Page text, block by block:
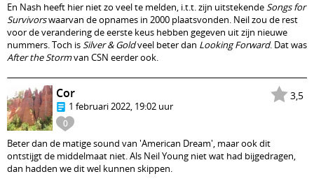
En Nash heeft hier niet zo veel te melden, i.t.t. zijn uitstekendeSongs for
Survivorswaarvan de opnames in 2000 plaatsvonden. Neil zou de rest
voor de verandering de eerste keus hebben gegeven uit zijn nieuwe
nummers. Toch isSilver & Goldveel beter dan Looking Forward. Dat was
After the Stormvan CSN eerder ook.
3,5
0
Cor
1 februari 2022, 19:02 uur
Beter dan de matige sound van 'American Dream', maar ook dit
ontstijgt de middelmaat niet. Als Neil Young niet wat had bijgedragen,
dan hadden we dit wel kunnen skippen.